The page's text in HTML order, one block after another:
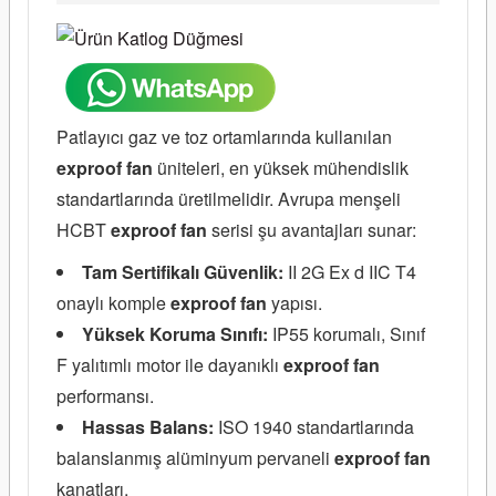
Patlayıcı gaz ve toz ortamlarında kullanılan
exproof fan üniteleri, en yüksek mühendislik
standartlarında üretilmelidir. Avrupa menşeli
HCBTexproof fan serisi şu avantajları sunar:
Tam Sertifikalı Güvenlik: II 2G Ex d IIC T4
onaylı kompleexproof fan yapısı.
Yüksek Koruma Sınıfı: IP55 korumalı, Sınıf
F yalıtımlı motor ile dayanıklı exproof fan
performansı.
Hassas Balans: ISO 1940 standartlarında
balanslanmış alüminyum pervaneli exproof fan
kanatları.